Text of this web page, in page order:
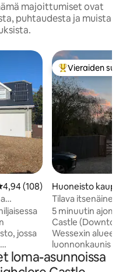
majoittumiset ovat
puhtaudesta ja muista
arvio 4,94/5,
4,94 (108)
jossa
kylän
Vieraiden
Vieraiden
Huoneisto
mpshire
Tilava itsenäinen
Highclere Castlea
5 minuutin
Castle (Downton
Wessexin
luonnonkaunis ja
reunalla. Lähellä
Oxfordiin,
loma-asunnoissa